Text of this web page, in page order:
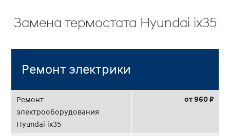
Замена термостата Hyundai ix35
Ремонт электрики
Ремонт
электрооборудования
Hyundai ix35
от 960 ₽